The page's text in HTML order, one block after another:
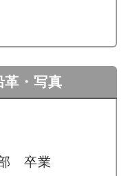
革・写真
卒業